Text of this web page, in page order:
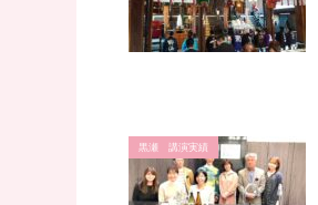
黒瀬 講演実績